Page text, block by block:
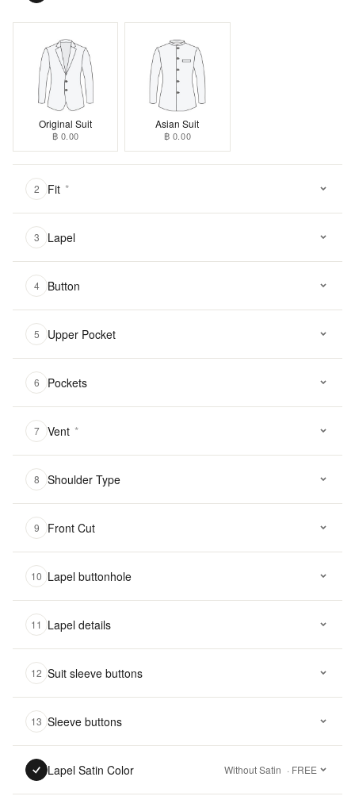
Original Suit
฿ 0.00
Asian Suit
฿ 0.00
2 Fit *
3 Lapel
4 Button
5 Upper Pocket
6 Pockets
7 Vent *
8 Shoulder Type
9 Front Cut
10 Lapel buttonhole
11 Lapel details
12 Suit sleeve buttons
13 Sleeve buttons
Lapel Satin Color Without Satin · FREE